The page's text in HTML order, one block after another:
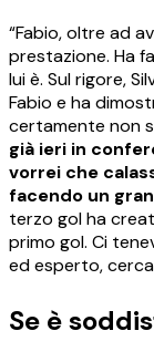
“Fabio, oltre ad
prestazione. Ha
lui è. Sul rigore,
Fabio e ha
certamente non
già ieri in
vorrei che
facendo un
terzo gol ha
primo gol. Ci
ed esperto,
Se è